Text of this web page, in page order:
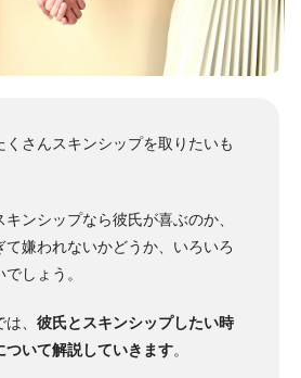
くさんスキンシップを取りたいも
ンシップなら彼氏が喜ぶのか、
て嫌われないかどうか、いろいろ
しょう。
、 彼氏とスキンシップしたい時
ついて解説していきます。